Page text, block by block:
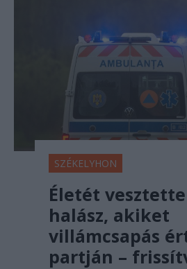
SZÉKELYHON
Életét
halász, akiket
villámcsapás
partján –